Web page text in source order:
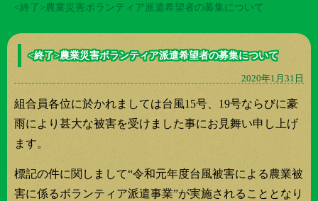
<終了>農業災害ボランティア派遣希望者の募集について
<終了>農業災害ボランティア派遣希望者の募集について
2020年1月31日
組合員各位に於かれましては台風15号、19号ならびに豪
雨により甚大な被害を受けました事にお見舞い申し上げ
ます。
標記の件に関しまして“令和元年度台風被害による農業被
害に係るボランティア派遣事業”が実施されることとなり